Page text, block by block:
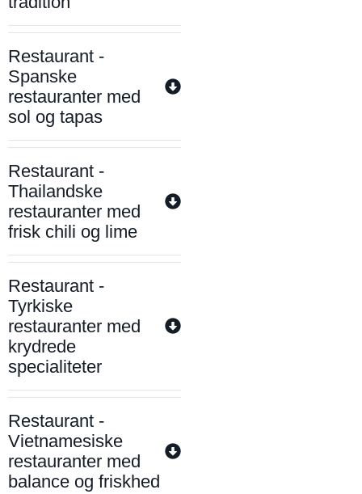
Restaurant -
Spanske
restauranter med
sol og tapas
Restaurant -
Thailandske
restauranter med
frisk chili og lime
Restaurant -
Tyrkiske
restauranter med
krydrede
specialiteter
Restaurant -
Vietnamesiske
restauranter med
balance og friskhed